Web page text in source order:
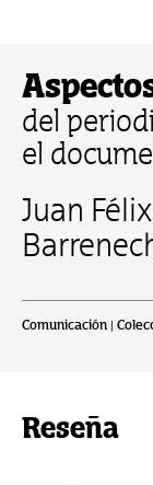
del
el
Juan
Comunicación |
Reseña